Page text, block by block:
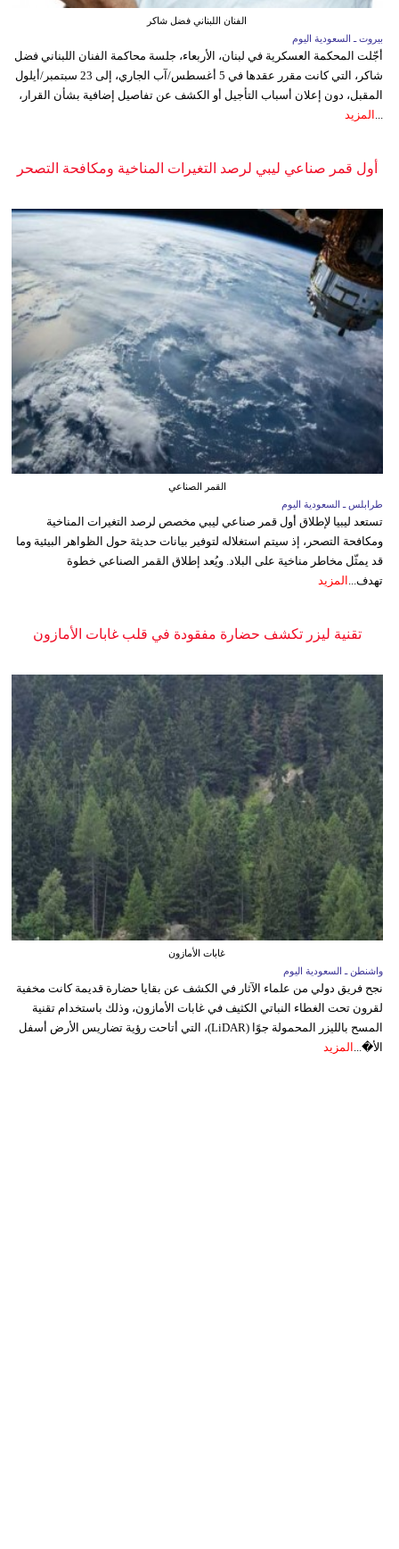
الفنان اللبناني فضل شاكر
بيروت ـ السعودية اليوم
أجّلت المحكمة العسكرية في لبنان، الأربعاء، جلسة محاكمة الفنان اللبناني فضل
شاكر، التي كانت مقرر عقدها في 5 أغسطس/آب الجاري، إلى 23 سبتمبر/أيلول
المقبل، دون إعلان أسباب التأجيل أو الكشف عن تفاصيل إضافية بشأن القرار،
المزيد
أول قمر صناعي ليبي لرصد التغيرات المناخية ومكافحة التصحر
القمر الصناعي
طرابلس ـ السعودية اليوم
تستعد ليبيا لإطلاق أول قمر صناعي ليبي مخصص لرصد التغيرات المناخية
ومكافحة التصحر، إذ سيتم استغلاله لتوفير بيانات حديثة حول الظواهر البيئية وما
قد يمثّل مخاطر مناخية على البلاد. ويُعد إطلاق القمر الصناعي خطوة
تهدف... المزيد
تقنية ليزر تكشف حضارة مفقودة في قلب غابات الأمازون
غابات الأمازون
واشنطن ـ السعودية اليوم
نجح فريق دولي من علماء الآثار في الكشف عن بقايا حضارة قديمة كانت مخفية
لقرون تحت الغطاء النباتي الكثيف في غابات الأمازون، وذلك باستخدام تقنية
المسح بالليزر المحمولة جوًا (LiDAR)، التي أتاحت رؤية تضاريس الأرض أسفل
الأ�... المزيد